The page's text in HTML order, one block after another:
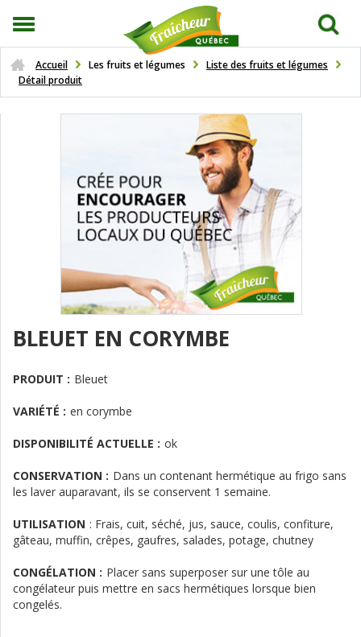
Accueil Les fruits et légumes
Liste des fruits et légumes
Détail produit
BLEUET EN CORYMBE
PRODUIT : Bleuet
VARIÉTÉ : en corymbe
DISPONIBILITÉ ACTUELLE : ok
CONSERVATION : Dans un contenant hermétique au frigo sans
les laver auparavant, ils se conservent 1 semaine.
UTILISATION : Frais, cuit, séché, jus, sauce, coulis, confiture,
gâteau, muffin, crêpes, gaufres, salades, potage, chutney
CONGÉLATION : Placer sans superposer sur une tôle au
congélateur puis mettre en sacs hermétiques lorsque bien
congelés.